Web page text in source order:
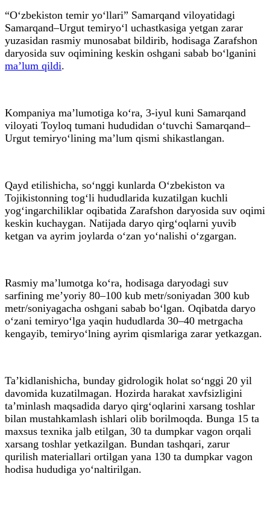
“O‘zbekiston temir yo‘llari” Samarqand viloyatidagi
Samarqand–Urgut temiryo‘l uchastkasiga yetgan zarar
yuzasidan rasmiy munosabat bildirib, hodisaga Zarafshon
daryosida suv oqimining keskin oshgani sabab bo‘lganini
ma’lum qildi.
Kompaniya ma’lumotiga ko‘ra, 3-iyul kuni Samarqand
viloyati Toyloq tumani hududidan o‘tuvchi Samarqand–
Urgut temiryo‘lining ma’lum qismi shikastlangan.
Qayd etilishicha, so‘nggi kunlarda O‘zbekiston va
Tojikistonning tog‘li hududlarida kuzatilgan kuchli
yog‘ingarchiliklar oqibatida Zarafshon daryosida suv oqimi
keskin kuchaygan. Natijada daryo qirg‘oqlarni yuvib
ketgan va ayrim joylarda o‘zan yo‘nalishi o‘zgargan.
Rasmiy ma’lumotga ko‘ra, hodisaga daryodagi suv
sarfining me’yoriy 80–100 kub metr/soniyadan 300 kub
metr/soniyagacha oshgani sabab bo‘lgan. Oqibatda daryo
o‘zani temiryo‘lga yaqin hududlarda 30–40 metrgacha
kengayib, temiryo‘lning ayrim qismlariga zarar yetkazgan.
Ta’kidlanishicha, bunday gidrologik holat so‘nggi 20 yil
davomida kuzatilmagan. Hozirda harakat xavfsizligini
ta’minlash maqsadida daryo qirg‘oqlarini xarsang toshlar
bilan mustahkamlash ishlari olib borilmoqda. Bunga 15 ta
maxsus texnika jalb etilgan, 30 ta dumpkar vagon orqali
xarsang toshlar yetkazilgan. Bundan tashqari, zarur
qurilish materiallari ortilgan yana 130 ta dumpkar vagon
hodisa hududiga yo‘naltirilgan.